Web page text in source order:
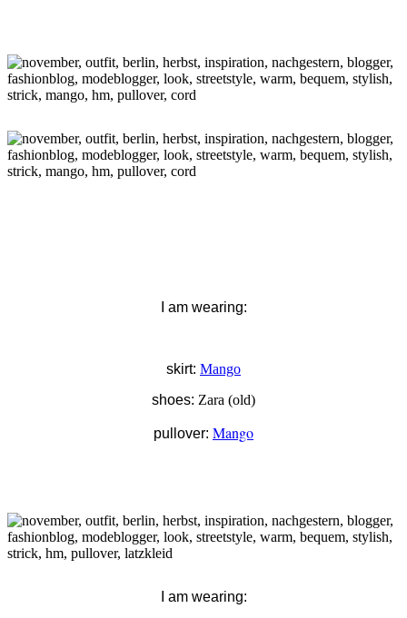
I am wearing:
skirt: Mango
shoes: Zara (old)
pullover: Mango
I am wearing: